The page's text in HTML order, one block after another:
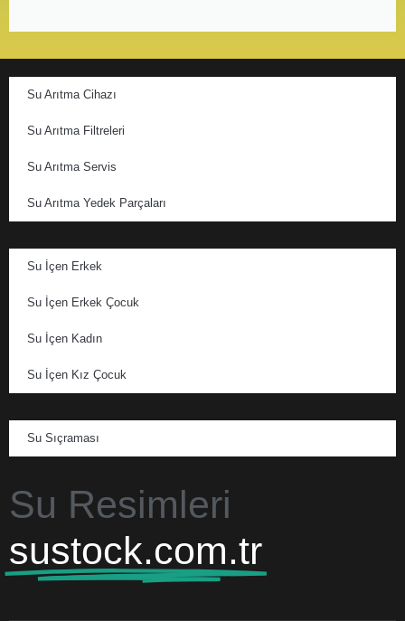
Su Arıtma Cihazı
Su Arıtma Filtreleri
Su Arıtma Servis
Su Arıtma Yedek Parçaları
Su İçen Erkek
Su İçen Erkek Çocuk
Su İçen Kadın
Su İçen Kız Çocuk
Su Sıçraması
Su Resimleri
sustock.com.tr